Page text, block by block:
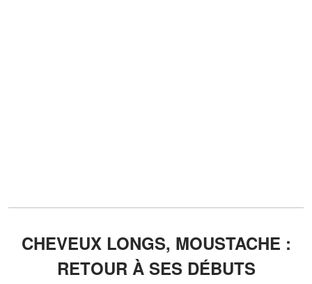
CHEVEUX LONGS, MOUSTACHE :
RETOUR À SES DÉBUTS